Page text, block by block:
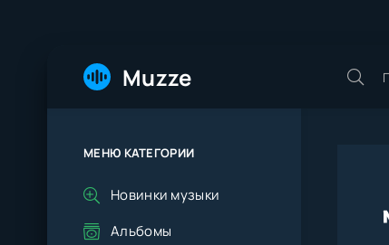
Muzze
МЕНЮ КАТЕГОРИИ
Новинки музыки
Альбомы